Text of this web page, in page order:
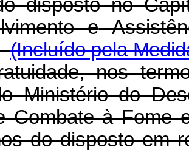
disposto no
e
(Incluído pela
nos
Ministério do
Combate à Fome
do disposto em